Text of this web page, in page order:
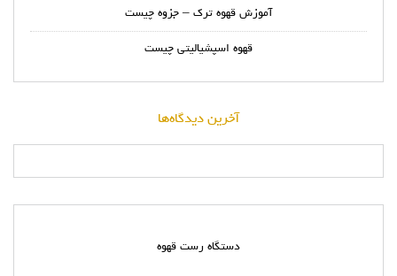
آموزش قهوه ترک – جزوه چیست
قهوه اسپشیالیتی چیست
آخرین دیدگاه‌ها
دستگاه رست قهوه